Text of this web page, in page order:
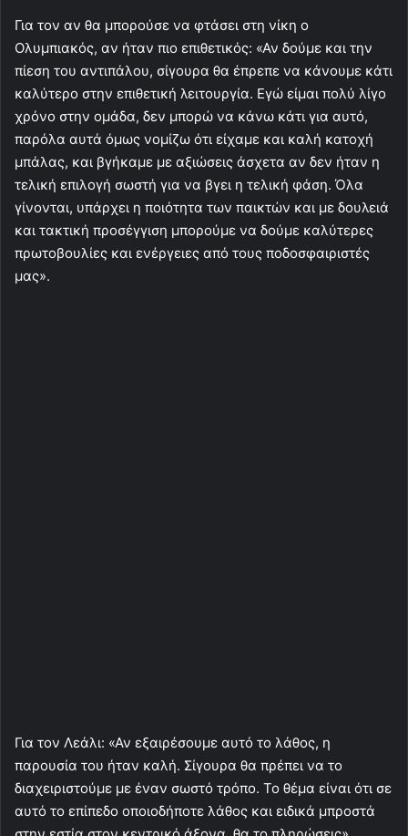
Για τον αν θα μπορούσε να φτάσει στη νίκη ο
Ολυμπιακός, αν ήταν πιο επιθετικός: «Αν δούμε και την
πίεση του αντιπάλου, σίγουρα θα έπρεπε να κάνουμε κάτι
καλύτερο στην επιθετική λειτουργία. Εγώ είμαι πολύ λίγο
χρόνο στην ομάδα, δεν μπορώ να κάνω κάτι για αυτό,
παρόλα αυτά όμως νομίζω ότι είχαμε και καλή κατοχή
μπάλας, και βγήκαμε με αξιώσεις άσχετα αν δεν ήταν η
τελική επιλογή σωστή για να βγει η τελική φάση. Όλα
γίνονται, υπάρχει η ποιότητα των παικτών και με δουλειά
και τακτική προσέγγιση μπορούμε να δούμε καλύτερες
πρωτοβουλίες και ενέργειες από τους ποδοσφαιριστές
μας».
Για τον Λεάλι: «Αν εξαιρέσουμε αυτό το λάθος, η
παρουσία του ήταν καλή. Σίγουρα θα πρέπει να το
διαχειριστούμε με έναν σωστό τρόπο. Το θέμα είναι ότι σε
αυτό το επίπεδο οποιοδήποτε λάθος και ειδικά μπροστά